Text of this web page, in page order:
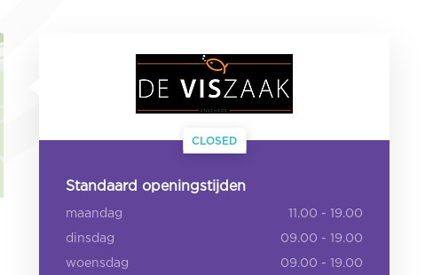
CLOSED
Standaard openingstijden
maandag 11.00 - 19.00
dinsdag 09.00 - 19.00
woensdag 09.00 - 19.00